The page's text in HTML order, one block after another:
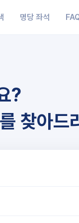
명당 좌석
?
찾아드